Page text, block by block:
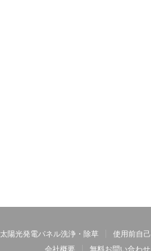
太陽光発電パネル洗浄・除草 使用前自
会社概要 無料お問い合わせ